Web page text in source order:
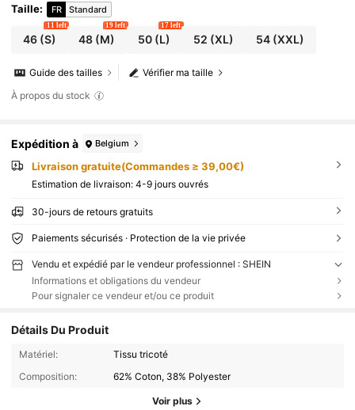
n pour hommes, style décontracté convenant pour le 4 juillet
Taille: FR Standard
46(S)
11 left
48 (M)
19 left
50(L)
17 left
52 (XL) 54 (XXL)
Vérifier ma taille
Guide des tailles
À propos du stock
Expédition à Belgium
Livraison gratuite(Commandes ≥ 39,00€)
Estimation de livraison: 4-9 jours ouvrés
30-jours de retours gratuits
Paiements sécurisés · Protection de la vie privée
Vendu et expédié par le vendeur professionnel : SHEIN
Informations et obligations du vendeur
Pour signaler ce vendeur et/ou ce produit
Détails Du Produit
Matériel:
Tissu tricoté
Composition:
62% Coton, 38% Polyester
Voir plus